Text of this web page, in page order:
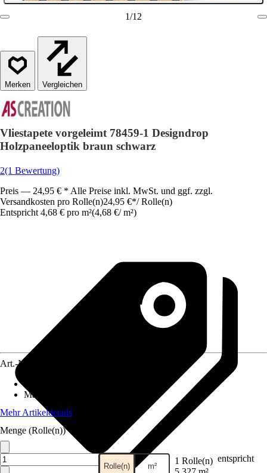
1/12
Vergleichen
Vliestapete vorgeleimt 78459-1 Designdrop
Holzpaneeloptik braun schwarz
2(1 Bewertung)
Preis — 24,95 € * Alle Preise inkl. MwSt. und ggf. zzgl.
Versandkosten pro Rolle(n)24,95 €*/ Rolle(n)
Entspricht 4,68 € pro m²(4,68 €/ m²)
Art.-Nr.
Maße (BxH)
Mehr Artikeldetails
Menge (Rolle(n))
Rolle(n) m² 1 Rolle(n) entspricht